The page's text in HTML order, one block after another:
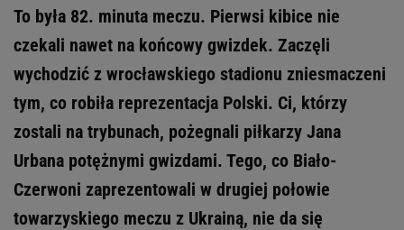
To była 82. minuta meczu. Pierwsi kibice nie
czekali nawet na końcowy gwizdek. Zaczęli
wychodzić z wrocławskiego stadionu zniesmaczeni
tym, co robiła reprezentacja Polski. Ci, którzy
zostali na trybunach, pożegnali piłkarzy Jana
Urbana potężnymi gwizdami. Tego, co Biało-
Czerwoni zaprezentowali w drugiej połowie
towarzyskiego meczu z Ukrainą, nie da się